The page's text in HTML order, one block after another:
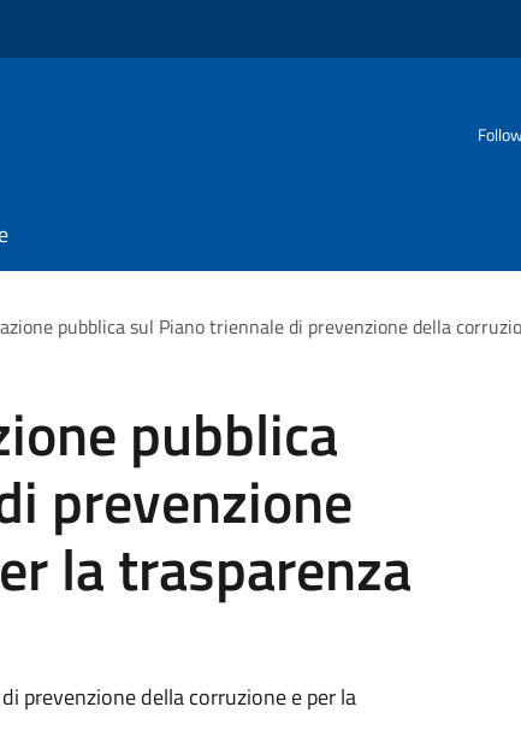
pubblica sul Piano triennale di prevenzione della
pubblica
prevenzione
la trasparenza
prevenzione della corruzione e per la